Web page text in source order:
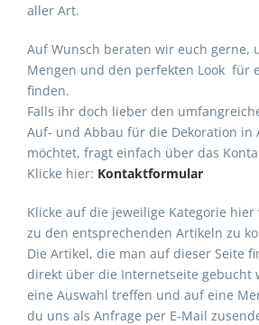
aller Art.
Auf Wunsch beraten wir euch gerne,
Mengen und den perfekten Look für
finden.
Falls ihr doch lieber den
Auf- und Abbau für die Dekoration in
möchtet, fragt einfach über das
Klicke hier: Kontaktformular
Klicke auf die jeweilige Kategorie
zu den entsprechenden Artikeln zu
Die Artikel, die man auf dieser Seite
direkt über die Internetseite gebucht
eine Auswahl treffen und auf eine
du uns als Anfrage per E-Mail